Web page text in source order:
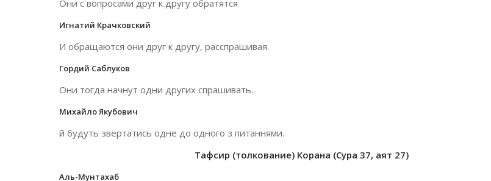
Они с вопросами друг к другу обратятся
Игнатий Крачковский
И обращаются они друг к другу, расспрашивая.
Гордий Саблуков
Они тогда начнут одни других спрашивать.
Михайло Якубович
й будуть звертатись одне до одного з питаннями.
Тафсир (толкование) Корана (Сура 37, аят 27)
Аль-Мунтахаб